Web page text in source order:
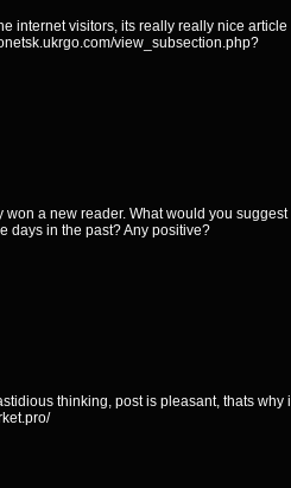
internet visitors, its really really nice article
view_subsection.php?
a new reader. What would you suggest
days in the past? Any positive?
thinking, post is pleasant, thats why i